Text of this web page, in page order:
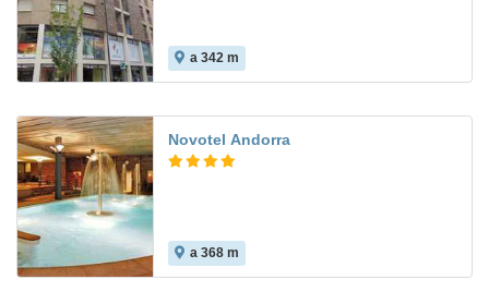
a 342 m
Novotel Andorra
a 368 m